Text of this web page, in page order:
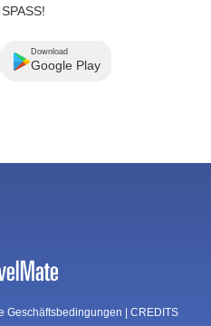
Download
Google Play
Geschäftsbedingungen CREDITS